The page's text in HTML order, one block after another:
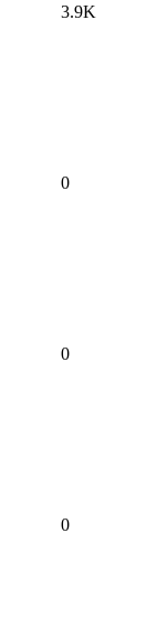
3.9K
0
0
0